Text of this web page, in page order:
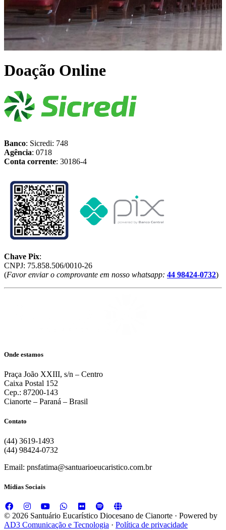
Doação Online
Banco: Sicredi: 748
Agência: 0718
Conta corrente: 30186-4
Chave Pix:
CNPJ: 75.858.506/0010-26
(Favor enviar o comprovante em nosso whatsapp: 44 98424-0732)
Onde estamos
Praça João XXIII, s/n – Centro
Caixa Postal 152
Cep.: 87200-143
Cianorte – Paraná – Brasil
Contato
(44) 3619-1493
(44) 98424-0732
Email: pnsfatima@santuarioeucaristico.com.br
Mídias Sociais
© 2026 Santuário Eucarístico Diocesano de Cianorte · Powered by
AD3 Comunicação e Tecnologia · Política de privacidade